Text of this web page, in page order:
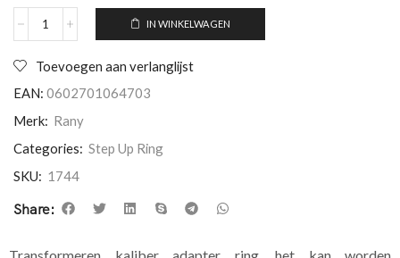
IN WINKELWAGEN
Toevoegen aan verlanglijst
EAN: 0602701064703
Merk: Rany
Categories: Step Up Ring
SKU: 1744
Share: